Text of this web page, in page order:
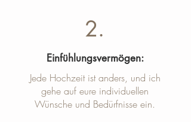
2.
Einfühlungsvermögen:
Jede Hochzeit ist anders, und ich
gehe auf eure individuellen
Wünsche und Bedürfnisse ein.